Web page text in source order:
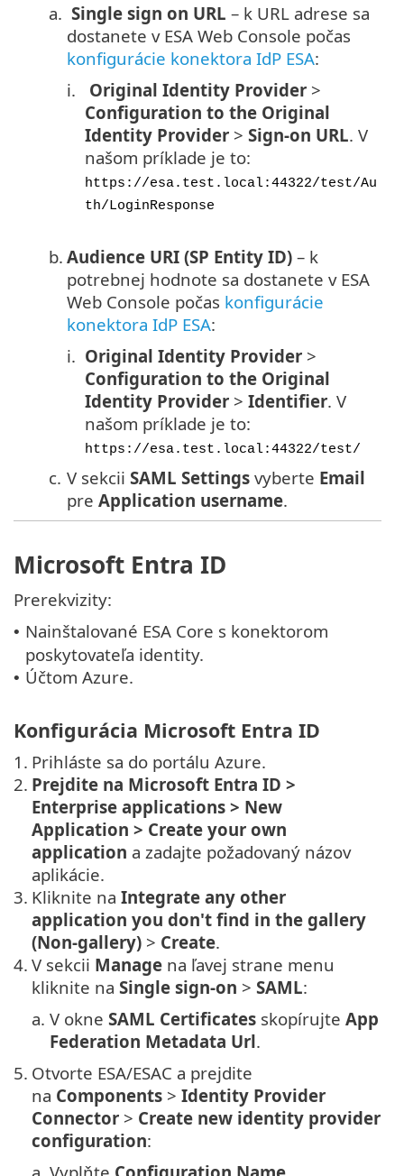
a. Single sign on URL – k URL adrese sa
dostanete v ESA Web Console počas
konfigurácie konektora IdP ESA:
i.
Original Identity Provider >
Configuration to the Original
Identity Provider > Sign-on URL. V
našom príklade je to:
https://esa.test.local:44322/test/Au
th/LoginResponse
b. Audience URI (SP Entity ID) – k
potrebnej hodnote sa dostanete v ESA
Web Console počas konfigurácie
konektora IdP ESA:
i. Original Identity Provider >
Configuration to the Original
Identity Provider > Identifier. V
našom príklade je to:
https://esa.test.local:44322/test/
c. V sekcii SAML Settings vyberte Email
pre Application username.
Microsoft Entra ID
Prerekvizity:
• Nainštalované ESA Core s konektorom
poskytovateľa identity.
• Účtom Azure.
Konfigurácia Microsoft Entra ID
1. Prihláste sa do portálu Azure.
2. Prejdite na Microsoft Entra ID >
Enterprise applications > New
Application > Create your own
application a zadajte požadovaný názov
aplikácie.
3. Kliknite na Integrate any other
application you don't find in the gallery
(Non-gallery) > Create.
4. V sekcii Manage na ľavej strane menu
kliknite na Single sign-on > SAML:
a. V okne SAML Certificates skopírujte App
Federation Metadata Url.
5. Otvorte ESA/ESAC a prejdite
na Components > Identity Provider
Connector > Create new identity provider
configuration: